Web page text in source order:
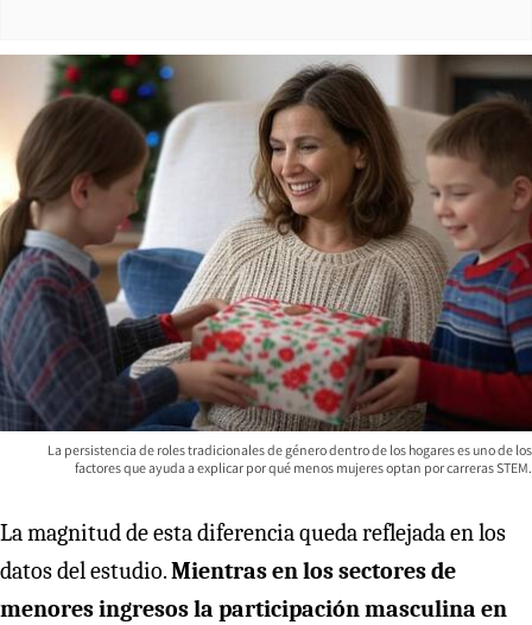
La persistencia de roles tradicionales de género dentro de los hogares es uno de los
factores que ayuda a explicar por qué menos mujeres optan por carreras STEM.
La magnitud de esta diferencia queda reflejada en los
datos del estudio.Mientras en los sectores de
menores ingresos la participación masculina en